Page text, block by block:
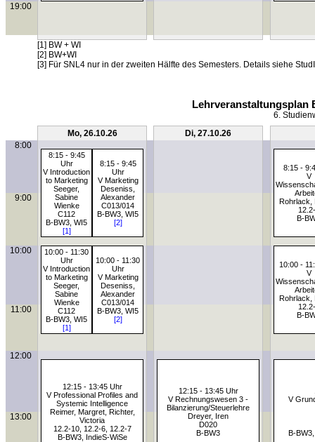
19:00
[1] BW + WI
[2] BW+WI
[3] Für SNL4 nur in der zweiten Hälfte des Semesters. Details siehe
Lehrveranstaltungsplan
6.
Mo, 26.10.26
Di, 27.10.26
8:00
8:15 - 9:45
Uhr
V Introduction
to Marketing
Seeger,
Sabine
Wienke
C112
B-BW3, WI5
[1]
8:15 - 9:45
Uhr
V Marketing
Deseniss,
Alexander
C013/014
B-BW3, WI5
[2]
8:15 -
V
Rohrlack,
B-
9:00
10:00
10:00 - 11:30
Uhr
V Introduction
to Marketing
Seeger,
Sabine
Wienke
C112
B-BW3, WI5
[1]
10:00 - 11:30
Uhr
V Marketing
Deseniss,
Alexander
C013/014
B-BW3, WI5
[2]
10:00 -
V
Rohrlack,
B-
11:00
12:00
12:15 - 13:45 Uhr
V Professional Profiles and
Systemic Intelligence
Reimer, Margret, Richter,
Victoria
12.2-10, 12.2-6, 12.2-7
B-BW3, IndieS-WiSe
12:15 - 13:45 Uhr
V Rechnungswesen 3 -
Bilanzierung/Steuerlehre
Dreyer, Iren
D020
B-BW3
V
B-
13:00